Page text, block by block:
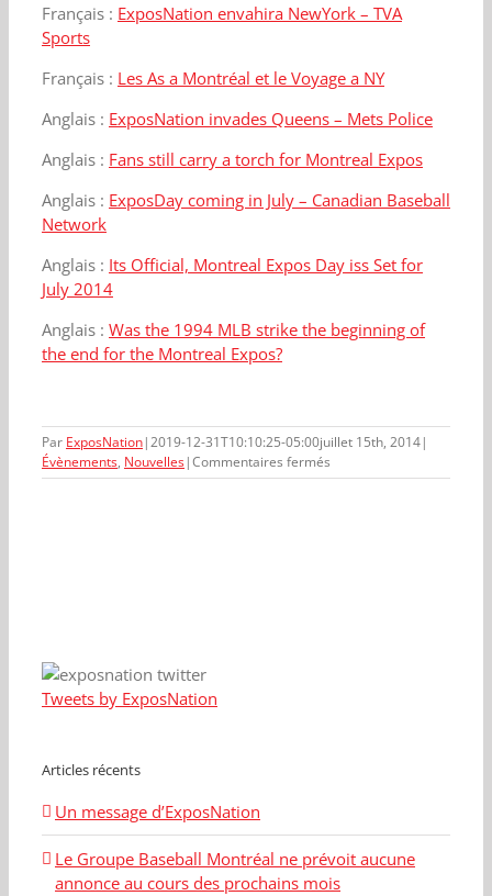
Français : ExposNation envahira NewYork – TVA
Sports
Français : Les As a Montréal et le Voyage a NY
Anglais : ExposNation invades Queens – Mets Police
Anglais : Fans still carry a torch for Montreal Expos
Anglais : ExposDay coming in July – Canadian Baseball
Network
Anglais : Its Official, Montreal Expos Day iss Set for
July 2014
Anglais : Was the 1994 MLB strike the beginning of
the end for the Montreal Expos?
Par ExposNation|2019-12-31T10:10:25-05:00juillet 15th, 2014|
Évènements, Nouvelles|Commentaires fermés
Évènement
Tweets by ExposNation
Articles récents
Un message d’ExposNation
Le Groupe Baseball Montréal ne prévoit aucune
annonce au cours des prochains mois